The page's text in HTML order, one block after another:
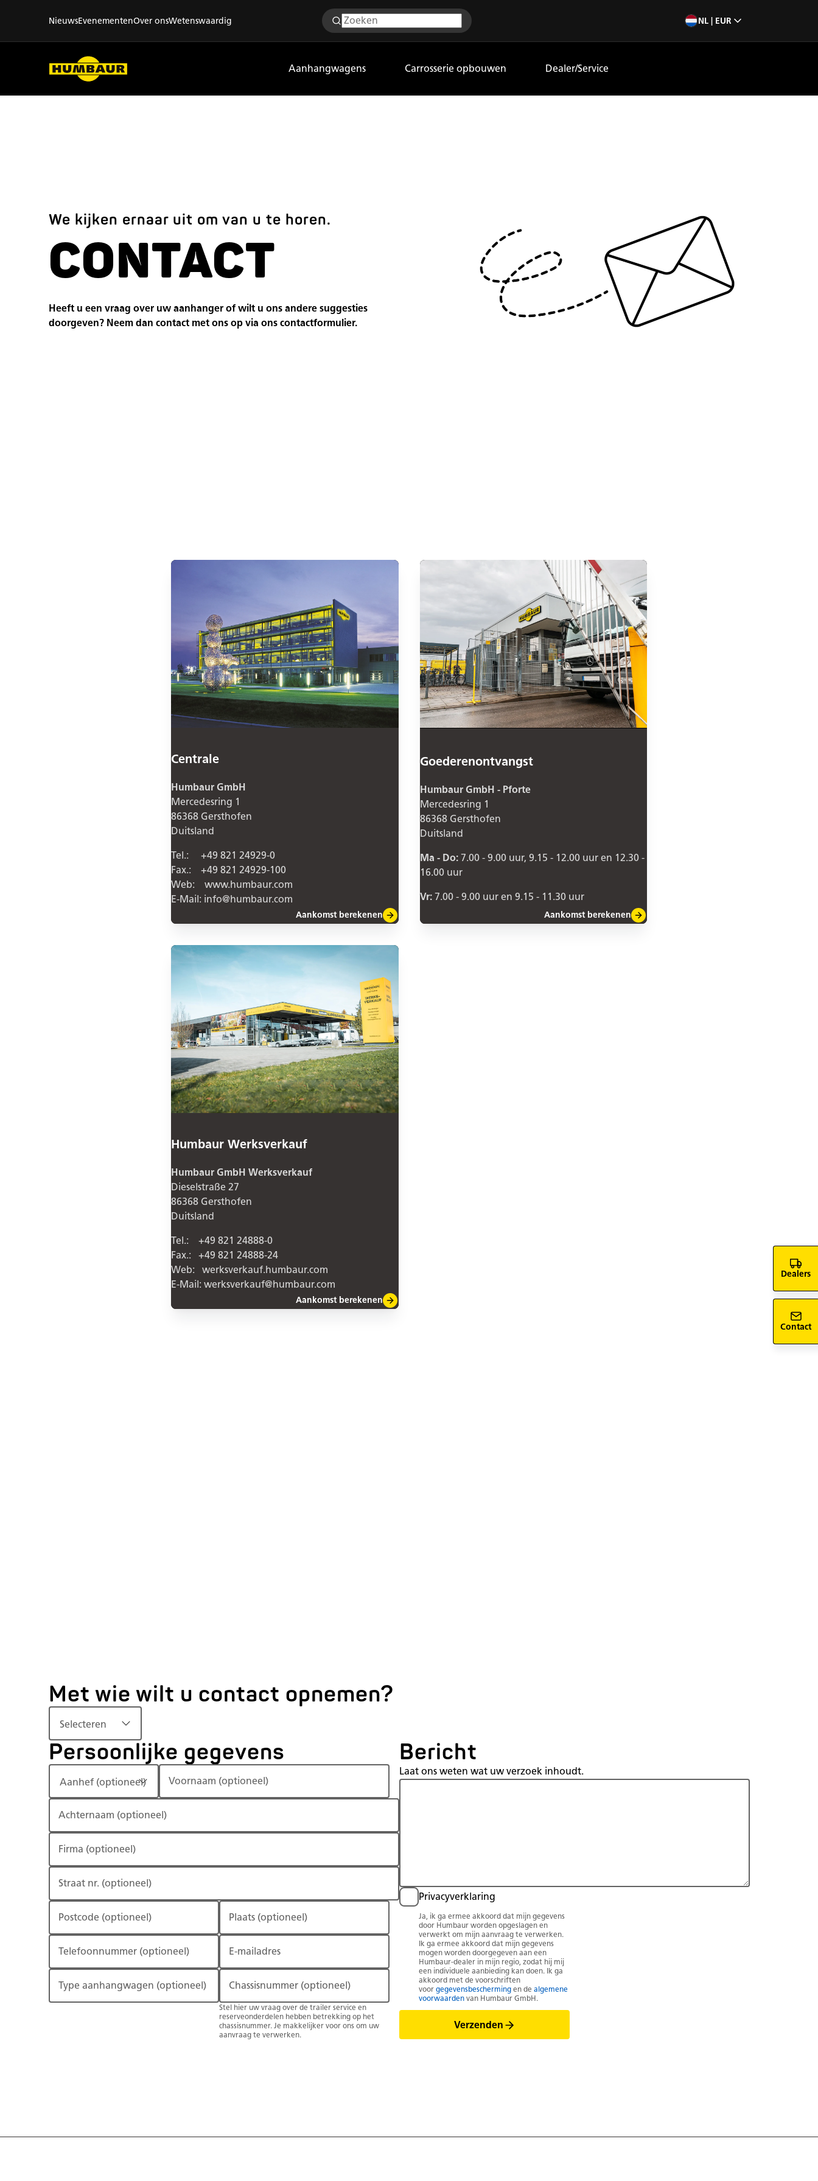
NieuwsEvenementenOver onsWetenswaardig NL | EUR
Aanhangwagens Carrosserie opbouwen Dealer/Service
We kijken ernaar uit om van u te horen.
CONTACT
Heeft u een vraag over uw aanhanger of wilt u ons andere suggesties
doorgeven? Neem dan contact met ons op via ons contactformulier.
Centrale
Humbaur GmbH
Mercedesring 1
86368 Gersthofen
Duitsland
Tel.: +49 821 24929-0
Fax.: +49 821 24929-100
Web: www.humbaur.com
E-Mail: info@humbaur.com
Aankomst berekenen
Goederenontvangst
Humbaur GmbH - Pforte
Mercedesring 1
86368 Gersthofen
Duitsland
Ma - Do:7.00 - 9.00 uur, 9.15 - 12.00 uur en 12.30 -
16.00 uur
Vr:7.00 - 9.00 uur en 9.15 - 11.30 uur
Aankomst berekenen
Humbaur Werksverkauf
Humbaur GmbH Werksverkauf
Dieselstraße 27
86368 Gersthofen
Duitsland
Tel.: +49 821 24888-0
Fax.: +49 821 24888-24
Web: werksverkauf.humbaur.com
E-Mail: werksverkauf@humbaur.com
Aankomst berekenen
Met wie wilt u contact opnemen?
Selecteren
Persoonlijke gegevens
Aanhef (optioneel) Voornaam (optioneel)
Achternaam (optioneel)
Firma (optioneel)
Straat nr. (optioneel)
Postcode (optioneel) Plaats (optioneel)
Telefoonnummer (optioneel) E-mailadres
Type aanhangwagen (optioneel) Chassisnummer (optioneel)
Stel hier uw vraag over de trailer service en
reserveonderdelen hebben betrekking op het
chassisnummer. Je makkelijker voor ons om uw
aanvraag te verwerken.
Bericht
Laat ons weten wat uw verzoek inhoudt.
Privacyverklaring
Ja, ik ga ermee akkoord dat mijn gegevens
door Humbaur worden opgeslagen en
verwerkt om mijn aanvraag te verwerken.
Ik ga ermee akkoord dat mijn gegevens
mogen worden doorgegeven aan een
Humbaur-dealer in mijn regio, zodat hij mij
een individuele aanbieding kan doen. Ik ga
akkoord met de voorschriften
voor gegevensbescherming en de algemene
voorwaarden van Humbaur GmbH.
Verzenden
Dealers
Contact